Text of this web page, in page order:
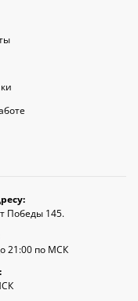
Победы 145.
21:00 по МСК